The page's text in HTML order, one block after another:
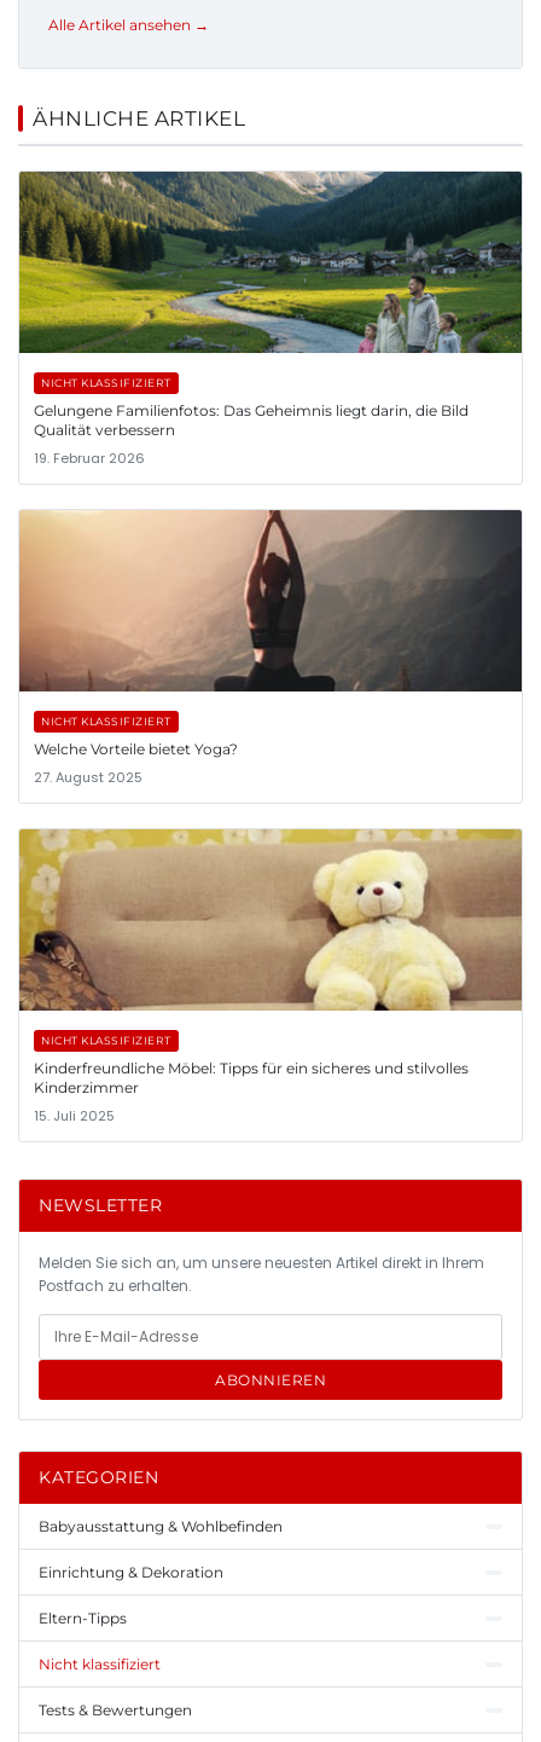
Alle Artikel ansehen →
ÄHNLICHE ARTIKEL
NICHT KLASSIFIZIERT
Gelungene Familienfotos: Das Geheimnis liegt darin, die Bild
Qualität verbessern
19. Februar 2026
NICHT KLASSIFIZIERT
Welche Vorteile bietet Yoga?
27. August 2025
NICHT KLASSIFIZIERT
Kinderfreundliche Möbel: Tipps für ein sicheres und stilvolles
Kinderzimmer
15. Juli 2025
NEWSLETTER
Melden Sie sich an, um unsere neuesten Artikel direkt in Ihrem
Postfach zu erhalten.
ABONNIEREN
KATEGORIEN
Babyausstattung & Wohlbefinden
Einrichtung & Dekoration
Eltern-Tipps
Nicht klassifiziert
Tests & Bewertungen